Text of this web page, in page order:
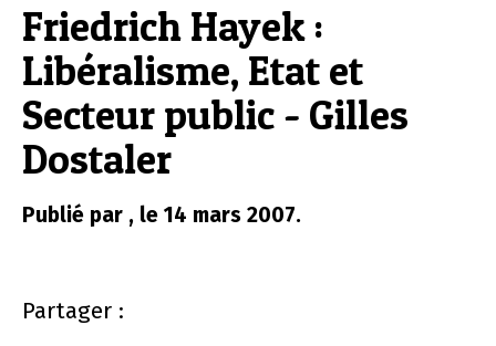
Friedrich Hayek :
Libéralisme, Etat et
Secteur public - Gilles
Dostaler
Publié par , le 14 mars 2007.
Partager :